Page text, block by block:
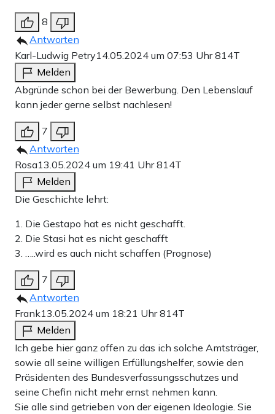
8
Antworten
Karl-Ludwig Petry14.05.2024 um 07:53 Uhr814T
Melden
Abgründe schon bei der Bewerbung. Den Lebenslauf
kann jeder gerne selbst nachlesen!
7
Antworten
Rosa13.05.2024 um 19:41 Uhr814T
Melden
Die Geschichte lehrt:
1. Die Gestapo hat es nicht geschafft.
2. Die Stasi hat es nicht geschafft
3. …..wird es auch nicht schaffen (Prognose)
7
Antworten
Frank13.05.2024 um 18:21 Uhr814T
Melden
Ich gebe hier ganz offen zu das ich solche Amtsträger,
sowie all seine willigen Erfüllungshelfer, sowie den
Präsidenten des Bundesverfassungsschutzes und
seine Chefin nicht mehr ernst nehmen kann.
Sie alle sind getrieben von der eigenen Ideologie. Sie